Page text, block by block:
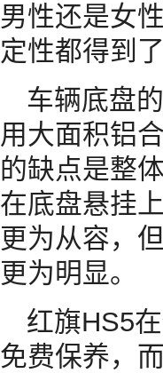
男性还是女
定性都得到
车辆底盘
用大面积铝
的缺点是整
在底盘悬挂
更为从容，
更为明显。
红旗HS5
免费保养，